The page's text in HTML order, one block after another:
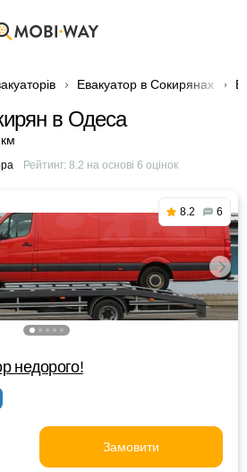
Евакуатор в Сокирянах
в Одеса
Рейтинг: 8.2 на основі 6 оцінок
8.2 6
недорого!
Замовити